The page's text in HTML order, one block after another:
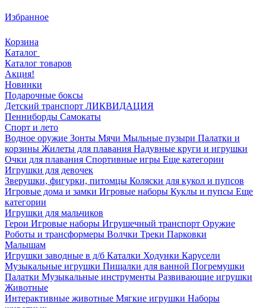
Избранное
Корзина
Каталог
Каталог товаров
Акция!
Новинки
Подарочные боксы
Детский транспорт ЛИКВИДАЦИЯ
Пенниборды Самокаты
Спорт и лето
Водное оружие Зонты Мячи Мыльные пузыри Палатки и
корзины Жилеты для плавания Надувные круги и игрушки
Очки для плавания Спортивные игры Еще категории
Игрушки для девочек
Зверушки, фигурки, питомцы Коляски для кукол и пупсов
Игровые дома и замки Игровые наборы Куклы и пупсы Еще
категории
Игрушки для мальчиков
Герои Игровые наборы Игрушечный транспорт Оружие
Роботы и трансформеры Волчки Треки Парковки
Малышам
Игрушки заводные в д/б Каталки Ходунки Карусели
Музыкальные игрушки Пищалки для ванной Погремушки
Палатки Музыкальные инструменты Развивающие игрушки
Животные
Интерактивные животные Мягкие игрушки Наборы